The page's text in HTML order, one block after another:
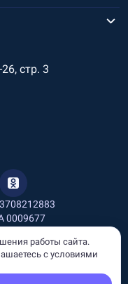
стр. 3
0009677
информационный
публичной офертой.
работы сайта.
с условиями